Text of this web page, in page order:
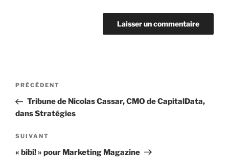
Navigation
l’article
Article
précédent
PRÉCÉDENT
Tribune de Nicolas Cassar, CMO de CapitalData,
dans Stratégies
Article
suivant
SUIVANT
« bibi! » pour Marketing Magazine